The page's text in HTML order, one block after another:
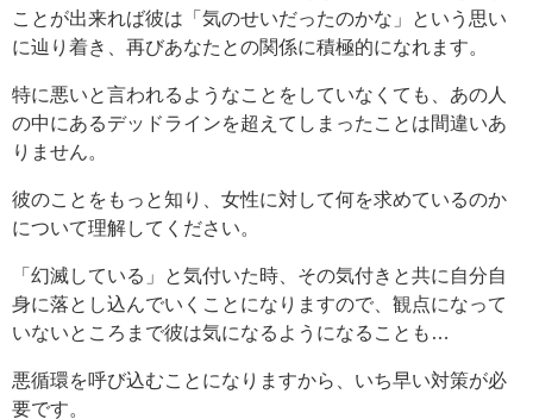
ことが出来れば彼は「気のせいだったのかな」という思い
に辿り着き、再びあなたとの関係に積極的になれます。
特に悪いと言われるようなことをしていなくても、あの人
の中にあるデッドラインを超えてしまったことは間違いあ
りません。
彼のことをもっと知り、女性に対して何を求めているのか
について理解してください。
「幻滅している」と気付いた時、その気付きと共に自分自
身に落とし込んでいくことになりますので、観点になって
いないところまで彼は気になるようになることも…
悪循環を呼び込むことになりますから、いち早い対策が必
要です。